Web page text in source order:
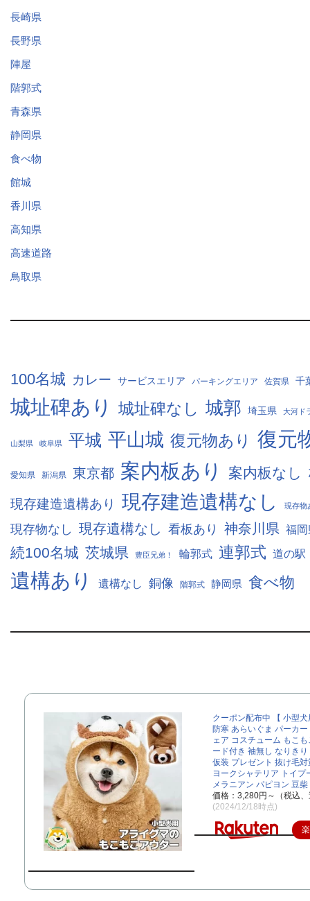
長崎県
長野県
陣屋
階郭式
青森県
静岡県
食べ物
館城
香川県
高知県
高速道路
鳥取県
100名城 カレー サービスエリア パーキングエリア 佐賀県 千
城址碑あり 城址碑なし 城郭 埼玉県 大河ド
山梨県 岐阜県 平城 平山城 復元物あり 復元
愛知県 新潟県 東京都 案内板あり 案内板なし
現存建造遺構あり 現存建造遺構なし 現存物
現存物なし 現存遺構なし 看板あり 神奈川県 福岡
続100名城 茨城県 豊臣兄弟！ 輪郭式 連郭式 道の駅
遺構あり 遺構なし 銅像 階郭式 静岡県 食べ物
クーポン配布中 【 小型
防寒 あらいぐま パーカ
ェア コスチューム もこ
ード付き 袖無し なりき
仮装 プレゼント 抜け毛
ヨークシャテリア トイプ
メラニアン パピヨン 豆柴
価格：3,280円～（税込
(2024/12/18時点)